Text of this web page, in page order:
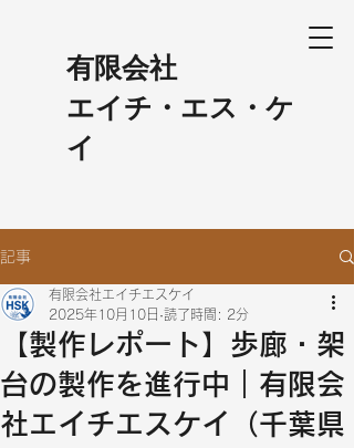
​有限会社
エイチ・エス・ケ
イ
記事
【製作レポート】歩廊・架
台の製作を進行中｜有限会
社エイチエスケイ（千葉県
有限会社エイチエスケイ
2025年10月10日 読了時間: 2分